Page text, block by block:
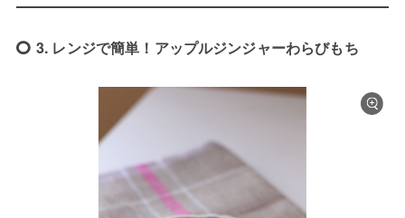
3. レンジで簡単！アップルジンジャーわらびもち